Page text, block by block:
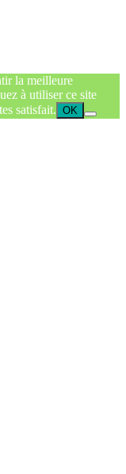
la meilleure
à utiliser ce site
satisfait. OK